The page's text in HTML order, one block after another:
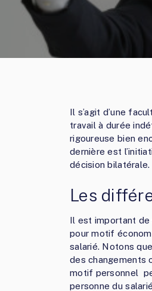
Il s’agit d’une
travail à durée
rigoureuse bien
dernière est
décision bilatérale.
Les
Il est important de
pour motif
salarié. Notons
des changements
motif personnel
personne du